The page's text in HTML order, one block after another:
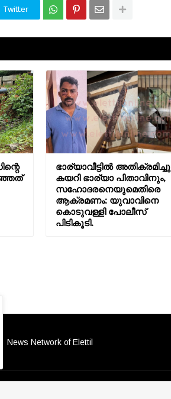
Twitter
ഭാര്യാവീട്ടിൽ അതിക്രമിച്ചു
കയറി ഭാര്യാ പിതാവിനും,
സഹോദരനെയുമെതിരെ
ആക്രമണം: യുവാവിനെ
കൊടുവള്ളി പോലീസ്
പിടികൂടി.
News Network of Elettil